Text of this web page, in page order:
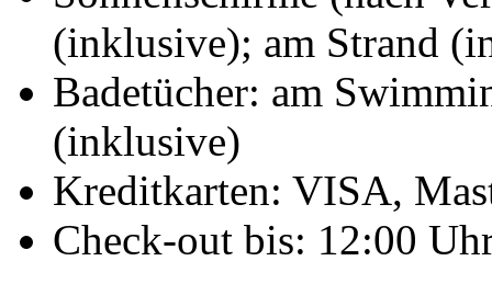
(inklusive); am Strand
Badetücher: am
(inklusive)
Kreditkarten: VISA,
Check-out bis: 12:00